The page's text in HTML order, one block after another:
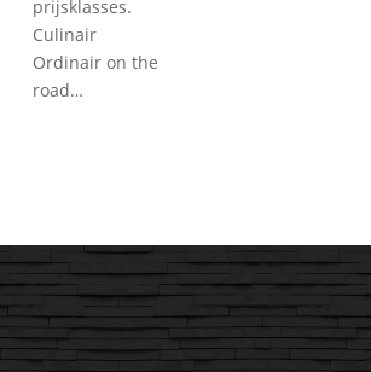
prijsklasses.
Culinair
Ordinair on the
road…